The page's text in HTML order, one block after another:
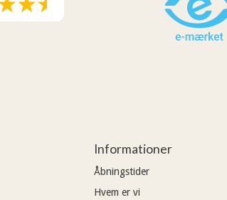
Informationer
Åbningstider
Hvem er vi